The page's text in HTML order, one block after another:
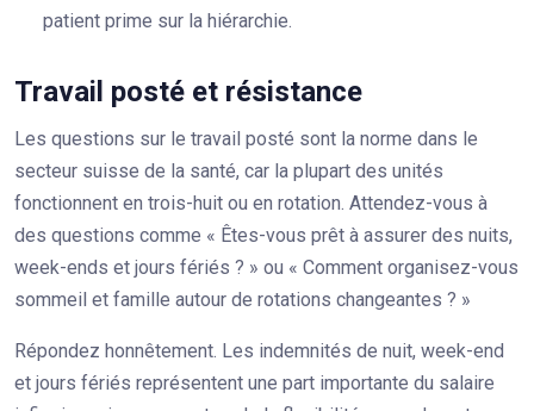
patient prime sur la hiérarchie.
Travail posté et résistance
Les questions sur le travail posté sont la norme dans le
secteur suisse de la santé, car la plupart des unités
fonctionnent en trois-huit ou en rotation. Attendez-vous à
des questions comme « Êtes-vous prêt à assurer des nuits,
week-ends et jours fériés ? » ou « Comment organisez-vous
sommeil et famille autour de rotations changeantes ? »
Répondez honnêtement. Les indemnités de nuit, week-end
et jours fériés représentent une part importante du salaire